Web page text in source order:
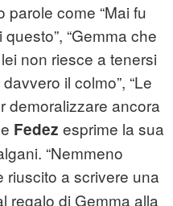
parole come “Mai fu
“Gemma che
non riesce a tenersi
il colmo”, “Le
demoralizzare ancora
Fedez esprime la sua
“Nemmeno
riuscito a scrivere una
regalo di Gemma alla